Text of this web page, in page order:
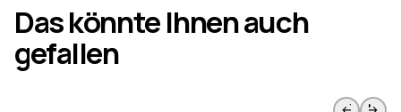
Das könnte Ihnen auch
gefallen